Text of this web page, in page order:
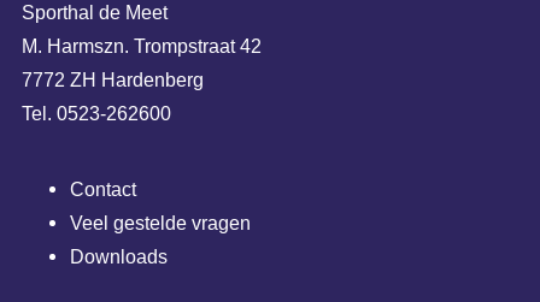
Sporthal de Meet
M. Harmszn. Trompstraat 42
7772 ZH Hardenberg
Tel. 0523-262600
Contact
Veel gestelde vragen
Downloads